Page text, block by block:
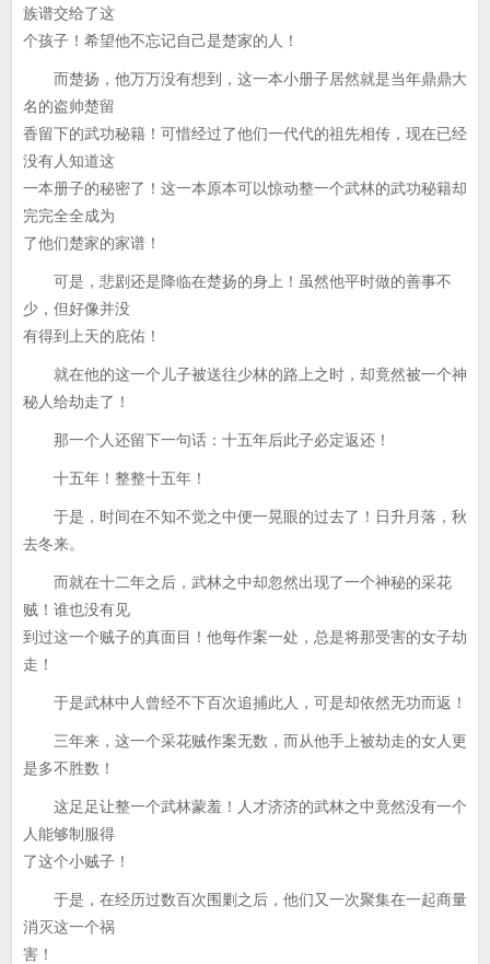
族谱交给了这
个孩子！希望他不忘记自己是楚家的人！
而楚扬，他万万没有想到，这一本小册子居然就是当年鼎鼎大
名的盗帅楚留
香留下的武功秘籍！可惜经过了他们一代代的祖先相传，现在已经
没有人知道这
一本册子的秘密了！这一本原本可以惊动整一个武林的武功秘籍却
完完全全成为
了他们楚家的家谱！
可是，悲剧还是降临在楚扬的身上！虽然他平时做的善事不
少，但好像并没
有得到上天的庇佑！
就在他的这一个儿子被送往少林的路上之时，却竟然被一个神
秘人给劫走了！
那一个人还留下一句话：十五年后此子必定返还！
十五年！整整十五年！
于是，时间在不知不觉之中便一晃眼的过去了！日升月落，秋
去冬来。
而就在十二年之后，武林之中却忽然出现了一个神秘的采花
贼！谁也没有见
到过这一个贼子的真面目！他每作案一处，总是将那受害的女子劫
走！
于是武林中人曾经不下百次追捕此人，可是却依然无功而返！
三年来，这一个采花贼作案无数，而从他手上被劫走的女人更
是多不胜数！
这足足让整一个武林蒙羞！人才济济的武林之中竟然没有一个
人能够制服得
了这个小贼子！
于是，在经历过数百次围剿之后，他们又一次聚集在一起商量
消灭这一个祸
害！